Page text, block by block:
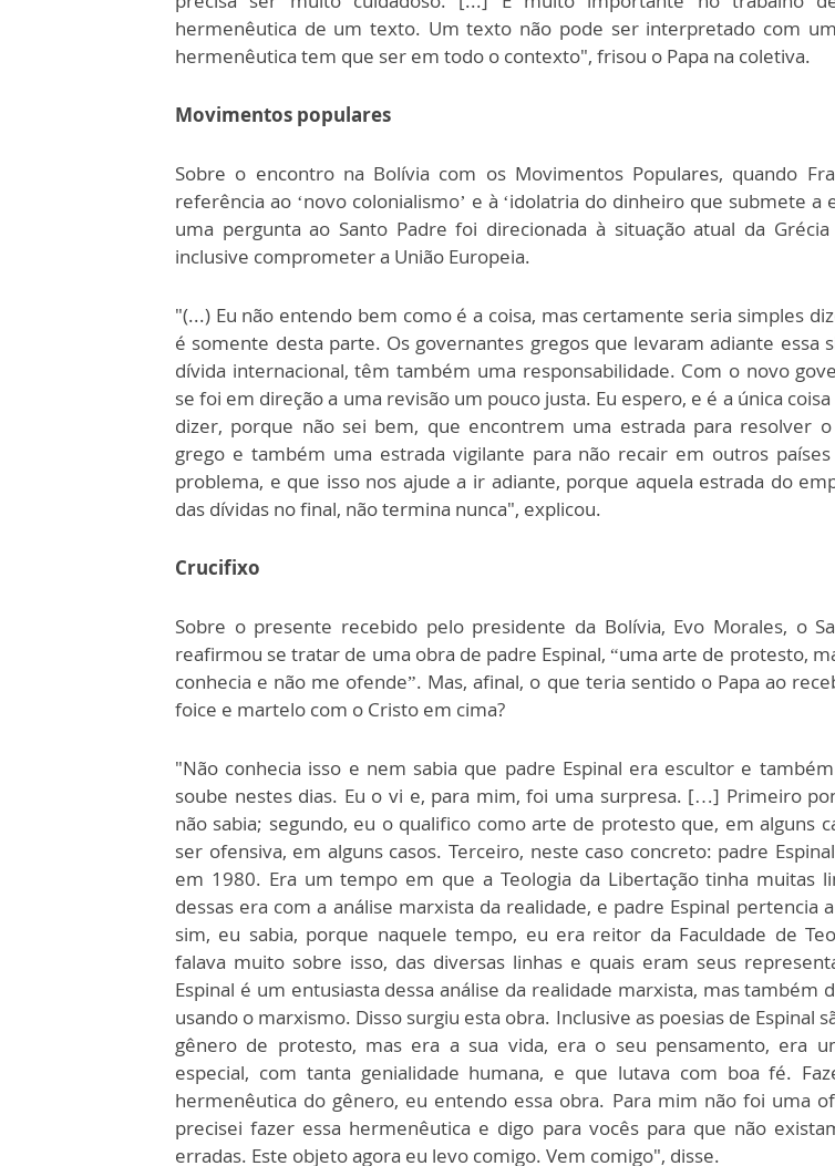
hermenêutica de um texto. Um texto não pode ser interpretado com
hermenêutica tem que ser em todo o contexto", frisou o Papa na coletiva.
Movimentos populares
Sobre o encontro na Bolívia com os Movimentos Populares, quando
referência ao ‘novo colonialismo’ e à ‘idolatria do dinheiro que submete a
uma pergunta ao Santo Padre foi direcionada à situação atual da
inclusive comprometer a União Europeia.
"(...) Eu não entendo bem como é a coisa, mas certamente seria simples
é somente desta parte. Os governantes gregos que levaram adiante essa
dívida internacional, têm também uma responsabilidade. Com o novo
se foi em direção a uma revisão um pouco justa. Eu espero, e é a única
dizer, porque não sei bem, que encontrem uma estrada para resolver
grego e também uma estrada vigilante para não recair em outros
problema, e que isso nos ajude a ir adiante, porque aquela estrada do
das dívidas no final, não termina nunca", explicou.
Crucifixo
Sobre o presente recebido pelo presidente da Bolívia, Evo Morales, o
reafirmou se tratar de uma obra de padre Espinal, “uma arte de protesto,
conhecia e não me ofende”. Mas, afinal, o que teria sentido o Papa ao
foice e martelo com o Cristo em cima?
"Não conhecia isso e nem sabia que padre Espinal era escultor e
soube nestes dias. Eu o vi e, para mim, foi uma surpresa. […] Primeiro
não sabia; segundo, eu o qualifico como arte de protesto que, em alguns
ser ofensiva, em alguns casos. Terceiro, neste caso concreto: padre
em 1980. Era um tempo em que a Teologia da Libertação tinha muitas
dessas era com a análise marxista da realidade, e padre Espinal pertencia
sim, eu sabia, porque naquele tempo, eu era reitor da Faculdade de
falava muito sobre isso, das diversas linhas e quais eram seus
Espinal é um entusiasta dessa análise da realidade marxista, mas também
usando o marxismo. Disso surgiu esta obra. Inclusive as poesias de Espinal
gênero de protesto, mas era a sua vida, era o seu pensamento, era
especial, com tanta genialidade humana, e que lutava com boa fé.
hermenêutica do gênero, eu entendo essa obra. Para mim não foi uma
precisei fazer essa hermenêutica e digo para vocês para que não
erradas. Este objeto agora eu levo comigo. Vem comigo", disse.